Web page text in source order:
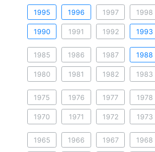
1995 1996 1997 1998
1990 1991 1992 1993
1985 1986 1987 1988
1980 1981 1982 1983
1975 1976 1977 1978
1970 1971 1972 1973
1965 1966 1967 1968